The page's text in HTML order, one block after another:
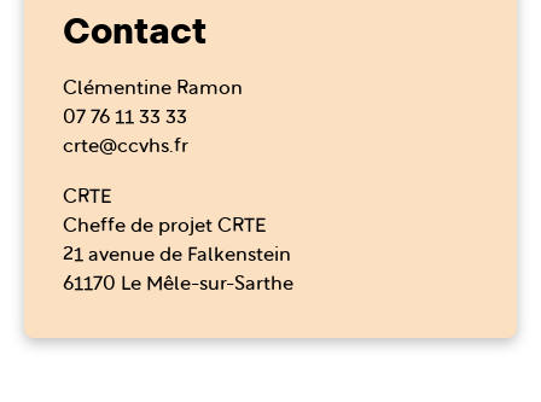
Contact
Clémentine Ramon
07 76 11 33 33
crte@ccvhs.fr
CRTE
Cheffe de projet CRTE
21 avenue de Falkenstein
61170 Le Mêle-sur-Sarthe